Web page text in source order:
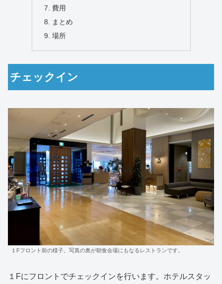
費用
まとめ
場所
チェックイン
１Fフロント前の様子。写真の奥が朝食会場にもなるレストランです。
１Fにフロントでチェックインを行います。ホテルスタッ